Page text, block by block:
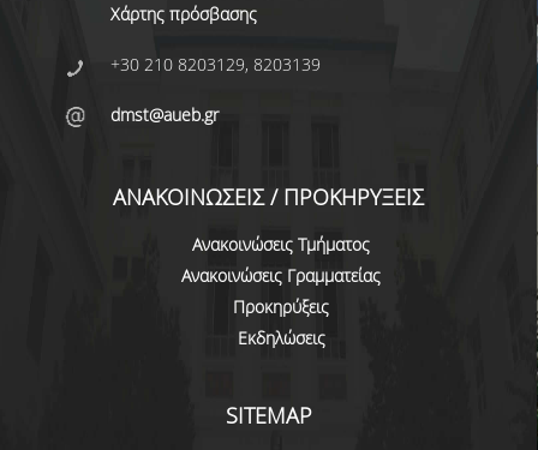
ΑΠΟΦΟΙΤΟΙ ΤΟΥ ΤΜΗΜΑΤΟΣ
ΑΓΓΕΛΙΕΣ ΓΙΑ ΕΡΓΑΣΙΑ
ΠΡΟΟΠΤΙΚΕΣ ΑΠΟΦΟΙΤΩΝ
ALUMNI AUEB
ΑΝΑΚΟΙΝΩΣΕΙΣ ΓΡΑΜΜΑΤΕΙΑΣ
Χάρτης πρόσβασης
+30 210 8203129, 8203139
dmst@aueb.gr
ΑΝΑΚΟΙΝΩΣΕΙΣ / ΠΡΟΚΗΡΥΞΕΙΣ
Ανακοινώσεις Τμήματος
Ανακοινώσεις Γραμματείας
Προκηρύξεις
Εκδηλώσεις
SITEMAP